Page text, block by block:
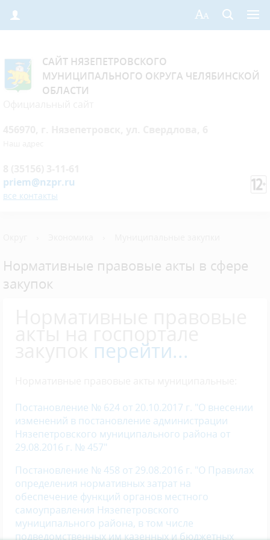
САЙТ НЯЗЕПЕТРОВСКОГО
МУНИЦИПАЛЬНОГО ОКРУГА ЧЕЛЯБИНСКОЙ
ОБЛАСТИ
priem@nzpr.ru
все контакты
Нормативные правовые акты в сфере
закупок
перейти...
Постановление № 624 от 20.10.2017 г. "О внесении
изменений в постановление администрации
Нязепетровского муниципального района от
29.08.2016 г. № 457"
Постановление № 458 от 29.08.2016 г. "О Правилах
определения нормативных затрат на
обеспечение функций органов местного
самоуправления Нязепетровского
муниципального района, в том числе
подведомственных им казенных и бюджетных